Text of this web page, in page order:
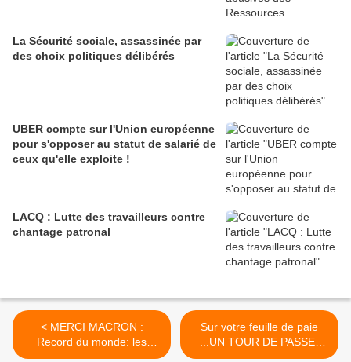
La Sécurité sociale, assassinée par
des choix politiques délibérés
UBER compte sur l'Union européenne
pour s'opposer au statut de salarié de
ceux qu'elle exploite !
LACQ : Lutte des travailleurs contre
chantage patronal
< MERCI MACRON :
Record du monde: les
milliardaires qui
Sur votre feuille de paie
...UN TOUR DE PASSE-
PASSE ! >